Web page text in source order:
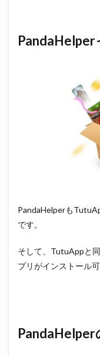
PandaHelper
PandaHelperも
です。
そして、TutuAppと
プリがインストール